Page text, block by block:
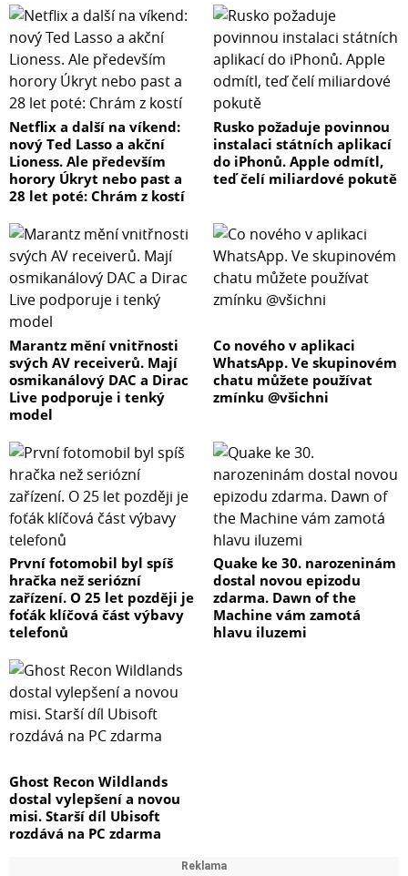
Netflix a další na víkend:
nový Ted Lasso a akční
Lioness. Ale především
horory Úkryt nebo past a
28 let poté: Chrám z kostí
Rusko požaduje povinnou
instalaci státních aplikací
do iPhonů. Apple odmítl,
teď čelí miliardové pokutě
Marantz mění vnitřnosti
svých AV receiverů. Mají
osmikanálový DAC a Dirac
Live podporuje i tenký
model
Co nového v aplikaci
WhatsApp. Ve skupinovém
chatu můžete používat
zmínku @všichni
První fotomobil byl spíš
hračka než seriózní
zařízení. O 25 let později je
foťák klíčová část výbavy
telefonů
Quake ke 30. narozeninám
dostal novou epizodu
zdarma. Dawn of the
Machine vám zamotá
hlavu iluzemi
Ghost Recon Wildlands
dostal vylepšení a novou
misi. Starší díl Ubisoft
rozdává na PC zdarma